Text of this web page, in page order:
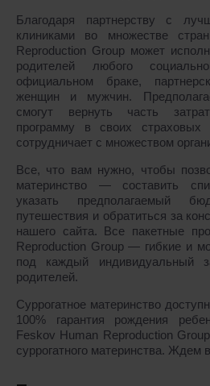
Благодаря партнерству с
клиниками во множестве
Reproduction Group может
родителей любого
официальном браке,
женщин и мужчин.
смогут вернуть часть
программу в своих
сотрудничает с множеством
Все, что вам нужно, чтобы
материнство ― составить
указать предполагаемый
путешествия и обратиться за
нашего сайта. Все пакетные
Reproduction Group ― гибкие и
под каждый индивидуальный
родителей.
Суррогатное материнство
100% гарантия рождения
Feskov Human Reproduction
суррогатного материнства. Ждем